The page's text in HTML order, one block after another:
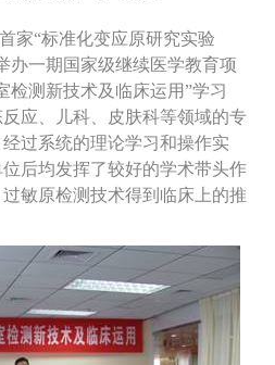
家“标准化变应原研究实验
办一期国家级继续医学教育项
检测新技术及临床运用”学习
应、儿科、皮肤科等领域的专
经过系统的理论学习和操作实
后均发挥了较好的学术带头作
敏原检测技术得到临床上的推